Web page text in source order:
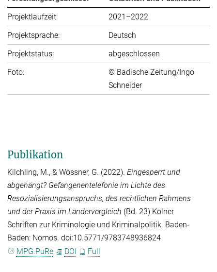
Projektlaufzeit:
2021–2022
Projektsprache:
Deutsch
Projektstatus:
abgeschlossen
Foto:
© Badische Zeitung/Ingo
Schneider
Publikation
Kilchling, M., & Wössner, G. (2022). Eingesperrt und
abgehängt? Gefangenentelefonie im Lichte des
Resozialisierungsanspruchs, des rechtlichen Rahmens
und der Praxis im Ländervergleich (Bd. 23) Kölner
Schriften zur Kriminologie und Kriminalpolitik. Baden-
Baden: Nomos. doi:10.5771/9783748936824
MPG.PuRe
DOI Full